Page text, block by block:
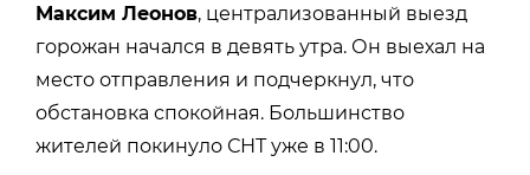
Максим Леонов, централизованный выезд
горожан начался в девять утра. Он выехал на
место отправления и подчеркнул, что
обстановка спокойная. Большинство
жителей покинуло СНТ уже в 11:00.